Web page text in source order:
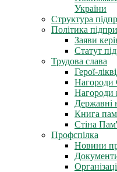
України
Структура
Політика
Заяви
Статут
Трудова слава
Герої-
Нагороди
Державні
Книга
Стіна
Профспілка
Новини